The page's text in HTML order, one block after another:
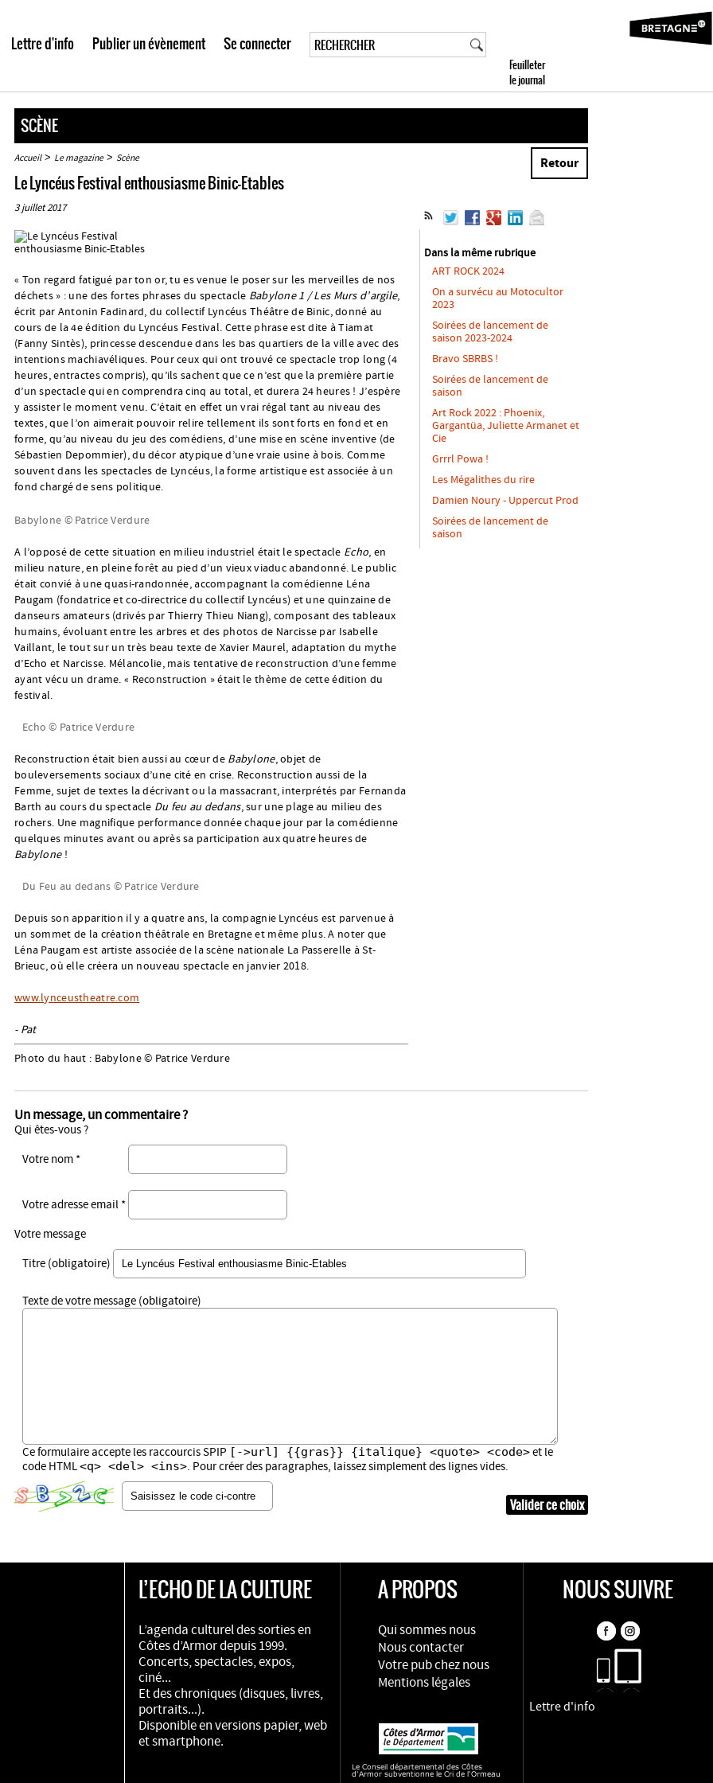
Lettre d'info Publier un évènement Se connecter
SCÈNE
Accueil> Le magazine> Scène Retour
Le Lyncéus Festival enthousiasme Binic-Etables
3 juillet 2017
« Ton regard fatigué par ton or, tu es venue le poser sur les merveilles de nos
déchets » : une des fortes phrases du spectacle Babylone 1 / Les Murs d’argile,
écrit par Antonin Fadinard, du collectif Lyncéus Théâtre de Binic, donné au
cours de la 4e édition du Lyncéus Festival. Cette phrase est dite à Tiamat
(Fanny Sintès), princesse descendue dans les bas quartiers de la ville avec des
intentions machiavéliques. Pour ceux qui ont trouvé ce spectacle trop long (4
heures, entractes compris), qu’ils sachent que ce n’est que la première partie
d’un spectacle qui en comprendra cinq au total, et durera 24 heures ! J’espère
y assister le moment venu. C’était en effet un vrai régal tant au niveau des
textes, que l’on aimerait pouvoir relire tellement ils sont forts en fond et en
forme, qu’au niveau du jeu des comédiens, d’une mise en scène inventive (de
Sébastien Depommier), du décor atypique d’une vraie usine à bois. Comme
souvent dans les spectacles de Lyncéus, la forme artistique est associée à un
fond chargé de sens politique.
Babylone © Patrice Verdure
A l’opposé de cette situation en milieu industriel était le spectacle Echo, en
milieu nature, en pleine forêt au pied d’un vieux viaduc abandonné. Le public
était convié à une quasi-randonnée, accompagnant la comédienne Léna
Paugam (fondatrice et co-directrice du collectif Lyncéus) et une quinzaine de
danseurs amateurs (drivés par Thierry Thieu Niang), composant des tableaux
humains, évoluant entre les arbres et des photos de Narcisse par Isabelle
Vaillant, le tout sur un très beau texte de Xavier Maurel, adaptation du mythe
d’Echo et Narcisse. Mélancolie, mais tentative de reconstruction d’une femme
ayant vécu un drame. « Reconstruction » était le thème de cette édition du
festival.
Echo © Patrice Verdure
Reconstruction était bien aussi au cœur de Babylone, objet de
bouleversements sociaux d’une cité en crise. Reconstruction aussi de la
Femme, sujet de textes la décrivant ou la massacrant, interprétés par Fernanda
Barth au cours du spectacle Du feu au dedans, sur une plage au milieu des
rochers. Une magnifique performance donnée chaque jour par la comédienne
quelques minutes avant ou après sa participation aux quatre heures de
Babylone!
Du Feu au dedans © Patrice Verdure
Depuis son apparition il y a quatre ans, la compagnie Lyncéus est parvenue à
un sommet de la création théâtrale en Bretagne et même plus. A noter que
Léna Paugam est artiste associée de la scène nationale La Passerelle à St-
Brieuc, où elle créera un nouveau spectacle en janvier 2018.
www.lynceustheatre.com
- Pat
Photo du haut : Babylone © Patrice Verdure
Dans la même rubrique
ART ROCK 2024
On a survécu au Motocultor
2023
Soirées de lancement de
saison 2023-2024
Bravo SBRBS !
Soirées de lancement de
saison
Art Rock 2022 : Phoenix,
Gargantüa, Juliette Armanet et
Cie
Grrrl Powa !
Les Mégalithes du rire
Damien Noury - Uppercut Prod
Soirées de lancement de
saison
Un message, un commentaire ?
Qui êtes-vous ?
Votre nom *
Votre adresse email *
Votre message
Titre (obligatoire)
Texte de votre message (obligatoire)
Ce formulaire accepte les raccourcis SPIP [->url] {{gras}} {italique} <quote> <code>et le
code HTML<q> <del> <ins>. Pour créer des paragraphes, laissez simplement des lignes vides.
L’ECHO DE LA CULTURE
L’agenda culturel des sorties en
Côtes d’Armor depuis 1999.
Concerts, spectacles, expos,
ciné...
Et des chroniques (disques, livres,
portraits...).
Disponible en versions papier, web
et smartphone.
A PROPOS
Qui sommes nous
Nous contacter
Votre pub chez nous
Mentions légales
NOUS SUIVRE
Lettre d'info